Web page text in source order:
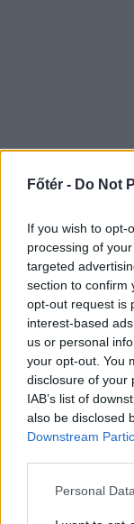
Főtér - Do Not
If you wish to opt-
processing of
targeted
section to confirm
opt-out request is
interest-based
us or personal
your opt-out. You
disclosure of your
IAB’s list of
also be disclosed
Downstream
Personal
FŐTÉR